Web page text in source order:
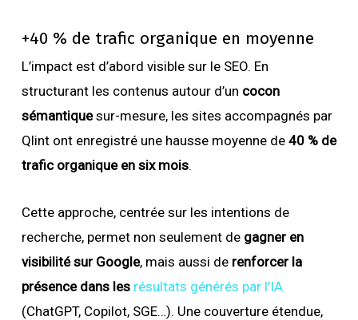
+40 % de trafic organique en moyenne
L’impact est d’abord visible sur le SEO. En
structurant les contenus autour d’un cocon
sémantiquesur-mesure, les sites accompagnés par
Qlint ont enregistré une hausse moyenne de40 % de
trafic organique en six mois.
Cette approche, centrée sur les intentions de
recherche, permet non seulement de gagner en
visibilité sur Google, mais aussi de renforcer la
présence dans les résultats générés par l’IA
(ChatGPT, Copilot, SGE…). Une couverture étendue,